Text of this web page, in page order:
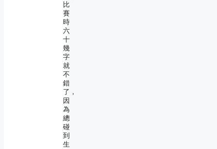
比
賽
時
六
十
幾
字
就
不
錯
了，
因
為
總
碰
到
生